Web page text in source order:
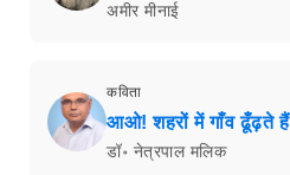
अमीर मीनाई
कविता
आओ! शहरों में गाँव ढूँढ़ते हैं
डॉ॰ नेत्रपाल मलिक